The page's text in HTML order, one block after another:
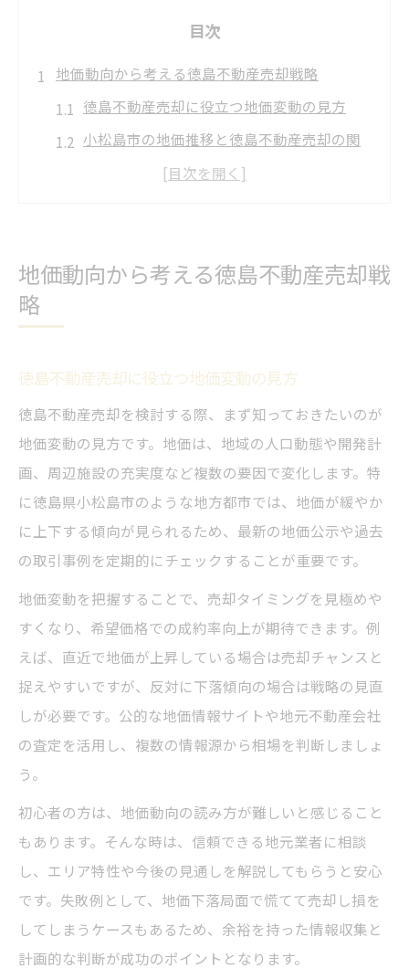
目次
地価動向から考える徳島不動産売却戦略
徳島不動産売却に役立つ地価変動の見方
小松島市の地価推移と徳島不動産売却の関
徳島不動産売却を有利にする地価分析の重
売却を有利に進める小松島市のポイント
徳島不動産売却で小松島市の特性を活かす
方法
買い手目線で考える徳島不動産売却の工夫
徳島不動産売却を成功させる地域事情の活
用
利に
徳島不動産売却で査定を高めるポイント紹
介
徳島不動産売却で資産価値を守る基本戦略
徳島不動産売却における価値向上の工夫
徳島不動産売却を進める際の事前準備とは
下落傾向下で損をしない手放し方のコツ
地価動向から考える徳島不動産売却戦
略
徳島不動産売却に役立つ地価変動の見方
徳島不動産売却を検討する際、まず知っておきたいのが
地価変動の見方です。地価は、地域の人口動態や開発計
画、周辺施設の充実度など複数の要因で変化します。特
に徳島県小松島市のような地方都市では、地価が緩やか
に上下する傾向が見られるため、最新の地価公示や過去
の取引事例を定期的にチェックすることが重要です。
地価変動を把握することで、売却タイミングを見極めや
すくなり、希望価格での成約率向上が期待できます。例
えば、直近で地価が上昇している場合は売却チャンスと
捉えやすいですが、反対に下落傾向の場合は戦略の見直
しが必要です。公的な地価情報サイトや地元不動産会社
の査定を活用し、複数の情報源から相場を判断しましょ
う。
初心者の方は、地価動向の読み方が難しいと感じること
もあります。そんな時は、信頼できる地元業者に相談
し、エリア特性や今後の見通しを解説してもらうと安心
です。失敗例として、地価下落局面で慌てて売却し損を
してしまうケースもあるため、余裕を持った情報収集と
計画的な判断が成功のポイントとなります。